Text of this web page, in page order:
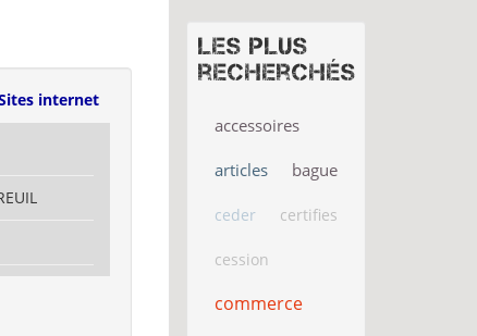
internet
Les plus
recherchés
accessoires
articles bague
ceder certifies
cession
commerce